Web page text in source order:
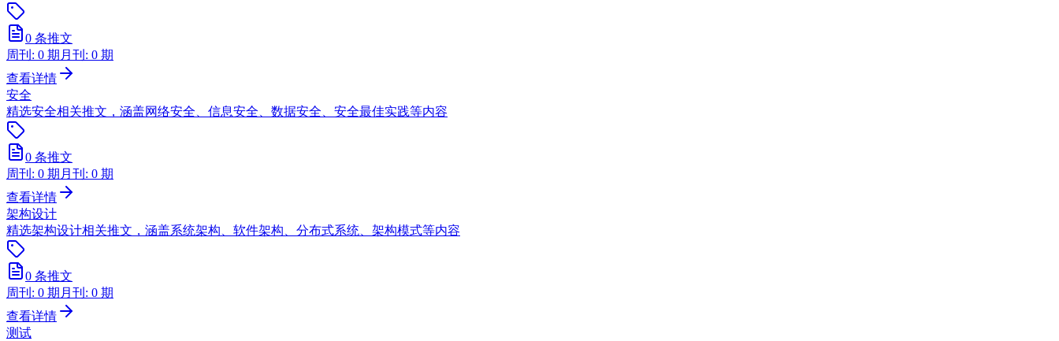
0 条推文
周刊: 0 期 月刊: 0 期
查看详情
安全
精选安全相关推文，涵盖网络安全、信息安全、数据安全、安全最佳实践等内容
0 条推文
周刊: 0 期 月刊: 0 期
查看详情
架构设计
精选架构设计相关推文，涵盖系统架构、软件架构、分布式系统、架构模式等内容
0 条推文
周刊: 0 期 月刊: 0 期
查看详情
测试